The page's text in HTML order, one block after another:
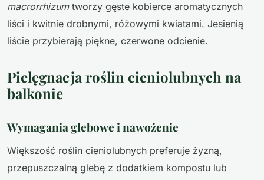
macrorrhizumtworzy gęste kobierce aromatycznych
liści i kwitnie drobnymi, różowymi kwiatami. Jesienią
liście przybierają piękne, czerwone odcienie.
Pielęgnacja roślin cieniolubnych na
balkonie
Wymagania glebowe i nawożenie
Większość roślin cieniolubnych preferuje żyzną,
przepuszczalną glebę z dodatkiem kompostu lub